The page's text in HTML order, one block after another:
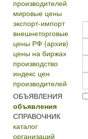
производителей
мировые цены
экспорт-импорт
внешнеторговые
цены РФ (архив)
цены на биржах
производство
индекс цен
производителей
ОБЪЯВЛЕНИЯ
объявления
СПРАВОЧНИК
каталог
организаций